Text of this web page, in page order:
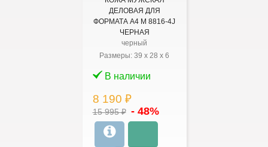
ДЕЛОВАЯ ДЛЯ
ФОРМАТА А4 M 8816-4J
ЧЕРНАЯ
черный
Размеры:39x28x6
В наличии
8 190 ₽
15 995 ₽ - 48%